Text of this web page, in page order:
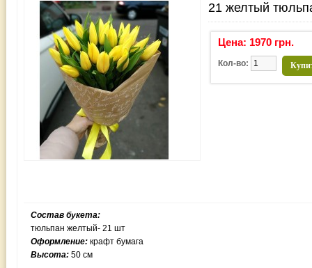
21 желтый
Цена: 1970 грн.
Кол-во:
Состав букета:
тюльпан желтый- 21 шт
Оформление: крафт бумага
Высота: 50 см